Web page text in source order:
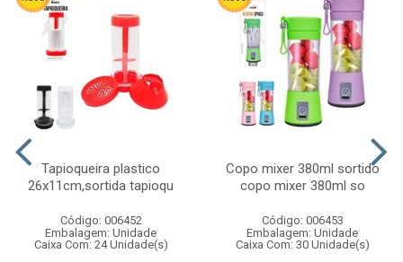
Tapioqueira plastico
26x11cm,sortida tapioqu
Código: 006452
Embalagem: Unidade
Caixa Com: 24 Unidade(s)
Copo mixer 380ml sortido
copo mixer 380ml so
Código: 006453
Embalagem: Unidade
Caixa Com: 30 Unidade(s)